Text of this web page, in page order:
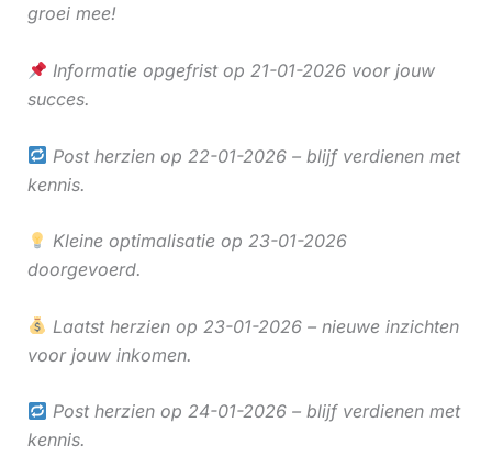
groei mee!
Informatie opgefrist op 21-01-2026 voor jouw
succes.
Post herzien op 22-01-2026 – blijf verdienen met
kennis.
Kleine optimalisatie op 23-01-2026
doorgevoerd.
Laatst herzien op 23-01-2026 – nieuwe inzichten
voor jouw inkomen.
Post herzien op 24-01-2026 – blijf verdienen met
kennis.